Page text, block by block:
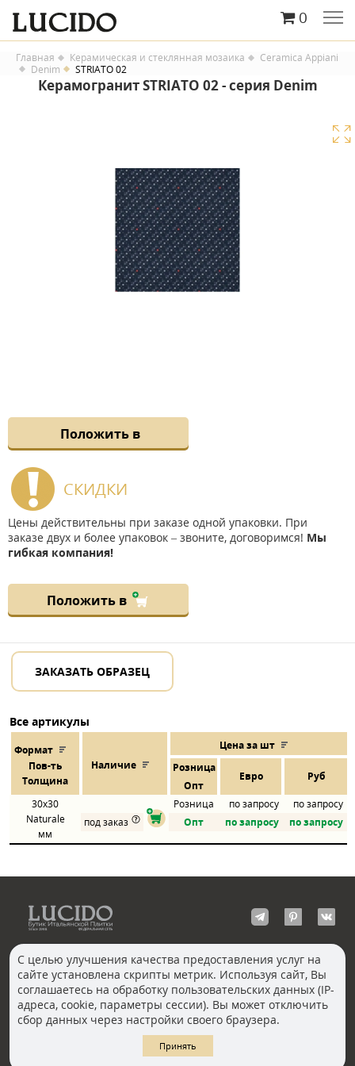
0
Главная Керамическая и стеклянная мозаика
Ceramica Appiani
Denim
STRIATO 02
Керамогранит STRIATO 02 - серия Denim
Положить в
СКИДКИ
Цены действительны при заказе одной упаковки. При
заказе двух и более упаковок – звоните, договоримся! Мы
гибкая компания!
Положить в
ЗАКАЗАТЬ ОБРАЗЕЦ
Все артикулы
Формат
Пов-ть
Толщина
Наличие
Цена за шт
Розница
Евро Руб
Опт
30x30
Naturale
мм
Розница по запросу
по запросу
под заказ
Опт по запросу по запросу
КОНТАКТЫ
Москва, Пречистенка
Волгоград
Екатеринбург
Казань
Новосибирск
Санкт-Петербург
С целью улучшения качества предоставления услуг на
сайте установлена скрипты метрик. Используя сайт, Вы
соглашаетесь на обработку пользовательских данных (IP-
адреса, cookie, параметры сессии). Вы может отключить
сбор данных через настройки своего браузера.
Принять